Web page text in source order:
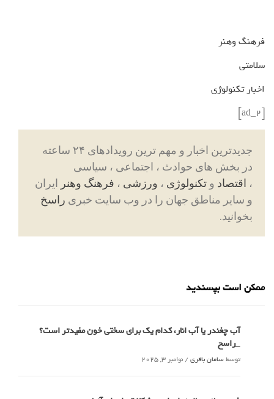
فرهنگ وهنر
سلامتی
اخبار تکنولوژی
[ad_2]
جدیدترین اخبار و مهم ترین رویدادهای ۲۴ ساعته
در بخش های حوادث ، اجتماعی ، سیاسی
، اقتصاد و تکنولوژی ، ورزشی ، فرهنگ وهنر ایران
و سایر مناطق جهان را در وب سایت خبری راسخ
بخوانید.
ممکن است بپسندید
آب چغندر یا آب انار، کدام‌ یک برای سختی خون مفیدتر است؟
_راسخ
توسطسامان باقری / نوامبر 3, 2025